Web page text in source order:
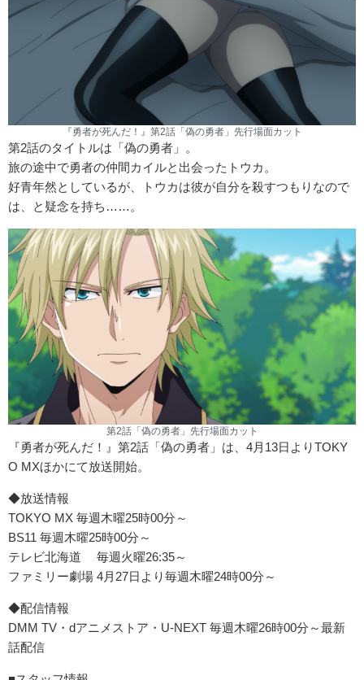
『勇者が死んだ！』第2話「偽の勇者」先行場面カット
第2話のタイトルは「偽の勇者」。
旅の途中で勇者の仲間カイルと出会ったトウカ。
好青年然としているが、トウカは彼が自分を殺すつもりなので
は、と疑念を持ち……。
第2話「偽の勇者」先行場面カット
『勇者が死んだ！』第2話「偽の勇者」は、4月13日よりTOKY
O MXほかにて放送開始。
◆放送情報
TOKYO MX 毎週木曜25時00分～
BS11 毎週木曜25時00分～
テレビ北海道 毎週火曜26:35～
ファミリー劇場 4月27日より毎週木曜24時00分～
◆配信情報
DMM TV・dアニメストア・U-NEXT 毎週木曜26時00分～最新
話配信